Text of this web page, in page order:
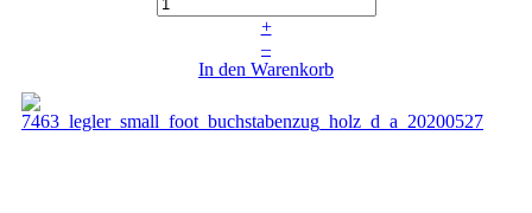
+
–
In den Warenkorb